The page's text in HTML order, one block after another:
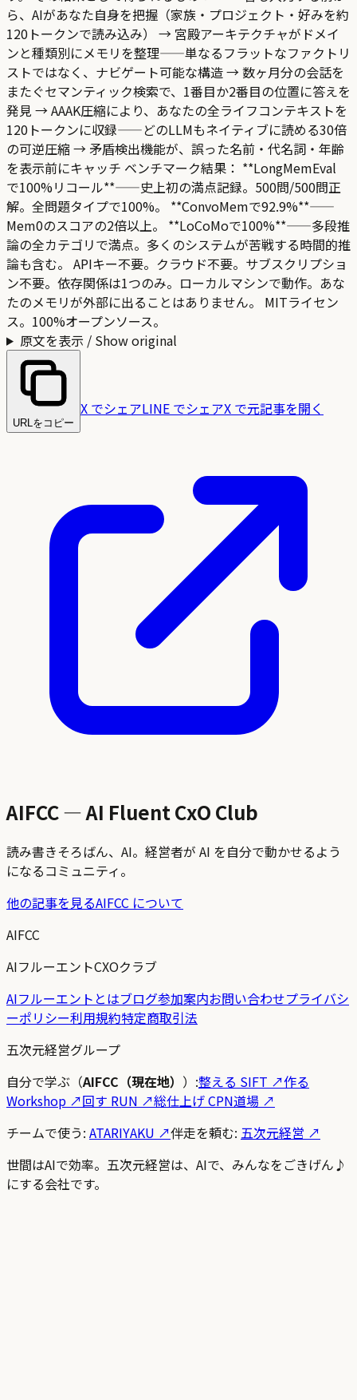
ら、AIがあなた自身を把握（家族・プロジェクト・好みを約
120トークンで読み込み） → 宮殿アーキテクチャがドメイ
ンと種類別にメモリを整理——単なるフラットなファクトリ
ストではなく、ナビゲート可能な構造 → 数ヶ月分の会話を
またぐセマンティック検索で、1番目か2番目の位置に答えを
発見 → AAAK圧縮により、あなたの全ライフコンテキストを
120トークンに収録——どのLLMもネイティブに読める30倍
の可逆圧縮 → 矛盾検出機能が、誤った名前・代名詞・年齢
を表示前にキャッチ ベンチマーク結果： **LongMemEval
で100%リコール**——史上初の満点記録。500問/500問正
解。全問題タイプで100%。 **ConvoMemで92.9%**——
Mem0のスコアの2倍以上。 **LoCoMoで100%**——多段推
論の全カテゴリで満点。多くのシステムが苦戦する時間的推
論も含む。 APIキー不要。クラウド不要。サブスクリプショ
ン不要。依存関係は1つのみ。ローカルマシンで動作。あな
たのメモリが外部に出ることはありません。 MITライセン
ス。100%オープンソース。
原文を表示 / Show original
URLをコピー
X でシェアLINE でシェアX で元記事を開く
AIFCC — AI Fluent CxO Club
読み書きそろばん、AI。経営者が AI を自分で動かせるよう
になるコミュニティ。
他の記事を見るAIFCC について
AIFCC
AIフルーエントCXOクラブ
AIフルーエントとはブログ参加案内お問い合わせプライバシ
ーポリシー利用規約特定商取引法
五次元経営グループ
自分で学ぶ（AIFCC（現在地） ）:整える SIFT ↗作る
Workshop ↗回す RUN ↗総仕上げ CPN道場 ↗
チームで使う: ATARIYAKU ↗伴走を頼む: 五次元経営 ↗
世間はAIで効率。五次元経営は、AIで、みんなをごきげん♪
にする会社です。